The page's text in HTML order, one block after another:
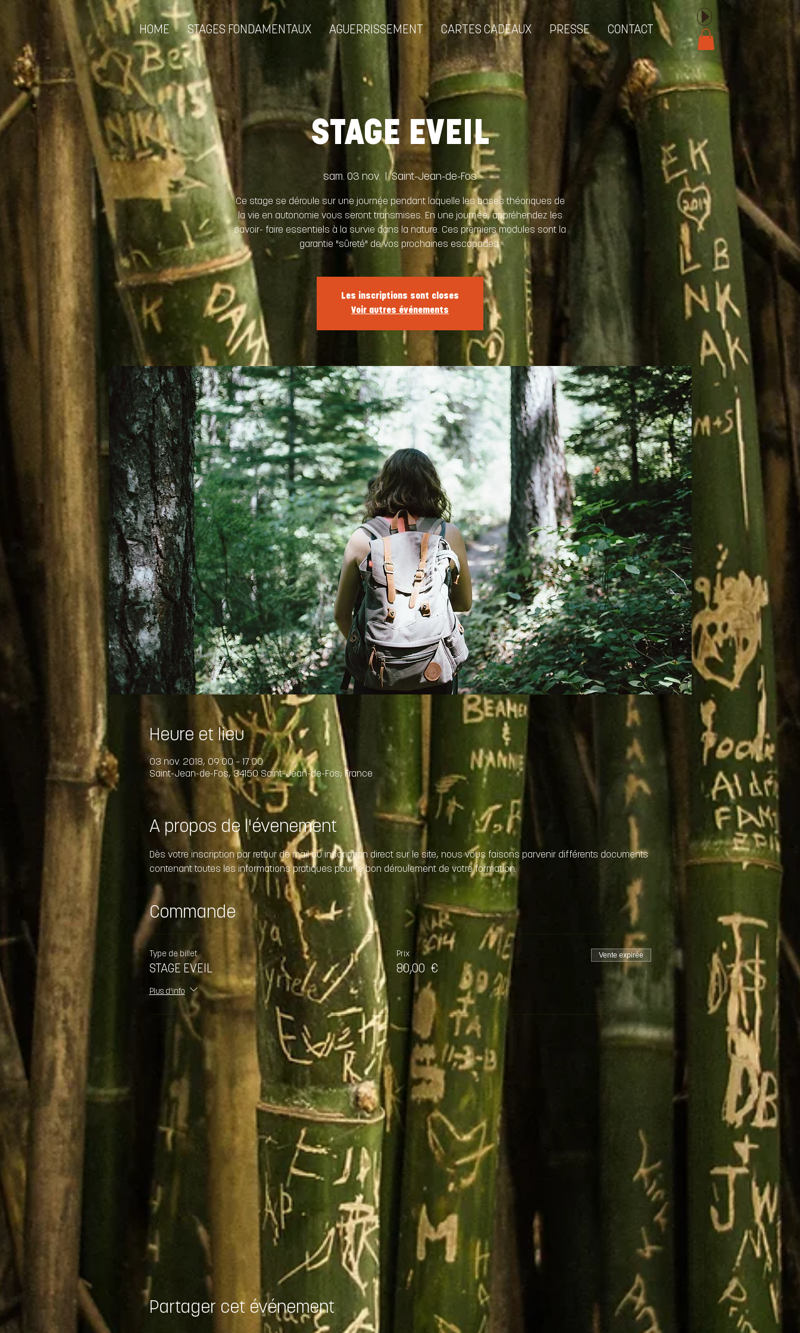
HOME STAGES FONDAMENTAUX AGUERRISSEMENT CARTES CADEAUX PRESSE CONTACT
STAGE EVEIL
sam. 03 nov.
  |
Saint-Jean-de-Fos
Ce stage se déroule sur une journée pendant laquelle les bases théoriques de
la vie en autonomie vous seront transmises. En une journée, appréhendez les
savoir- faire essentiels à la survie dans la nature. Ces premiers modules sont la
garantie "sûreté" de vos prochaines escapades.
Les inscriptions sont closes
Voir autres événements
Heure et lieu
03 nov. 2018, 09:00 – 17:00
Saint-Jean-de-Fos, 34150 Saint-Jean-de-Fos, France
A propos de l'évenement
Dès votre inscription par retour de mail ou inscription direct sur le site, nous vous faisons parvenir différents documents
contenant toutes les informations pratiques pour le bon déroulement de votre formation.
Commande
Type de billet
STAGE EVEIL
Plus d'info
Prix
80,00 €
Vente expirée
Partager cet événement